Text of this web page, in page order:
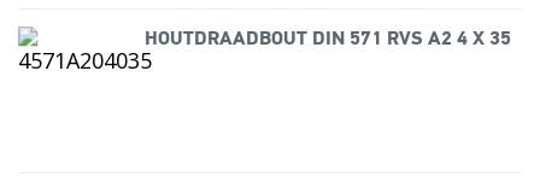
HOUTDRAADBOUT DIN 571 RVS A2 4 X 35